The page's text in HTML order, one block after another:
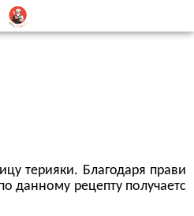
терияки. Благодаря прави
данному рецепту получаетс